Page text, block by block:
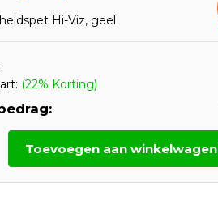
Hi-Viz, geel
(22% Korting)
Toevoegen aan winkelwagen